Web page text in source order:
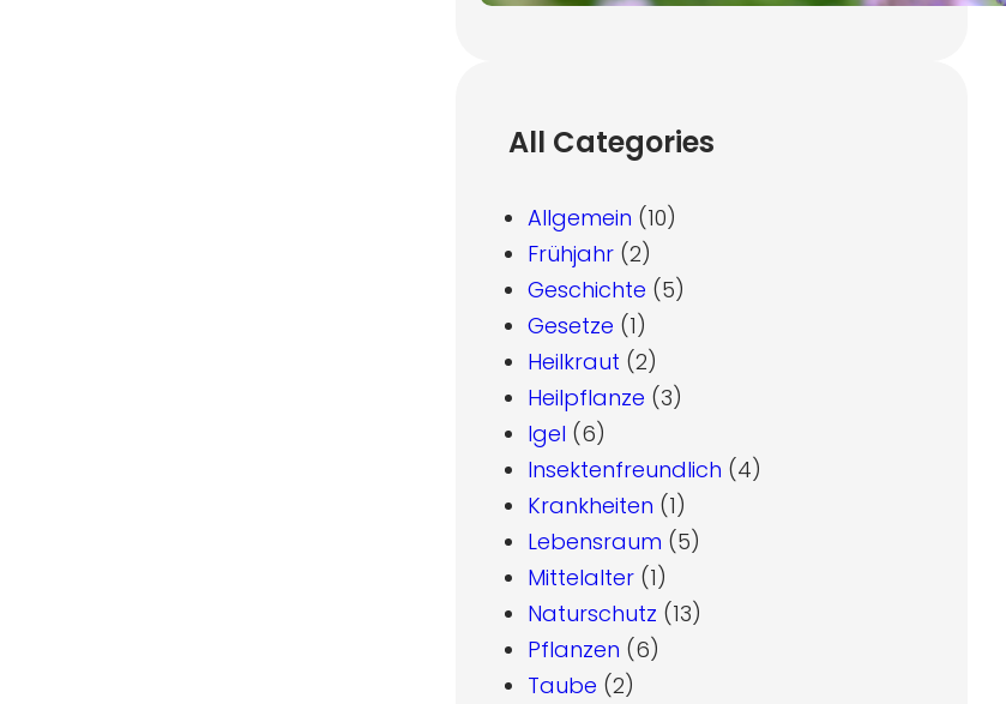
All Categories
Allgemein (10)
Frühjahr (2)
Geschichte (5)
Gesetze (1)
Heilkraut (2)
Heilpflanze (3)
Igel (6)
Insektenfreundlich (4)
Krankheiten (1)
Lebensraum (5)
Mittelalter (1)
Naturschutz (13)
Pflanzen (6)
Taube (2)